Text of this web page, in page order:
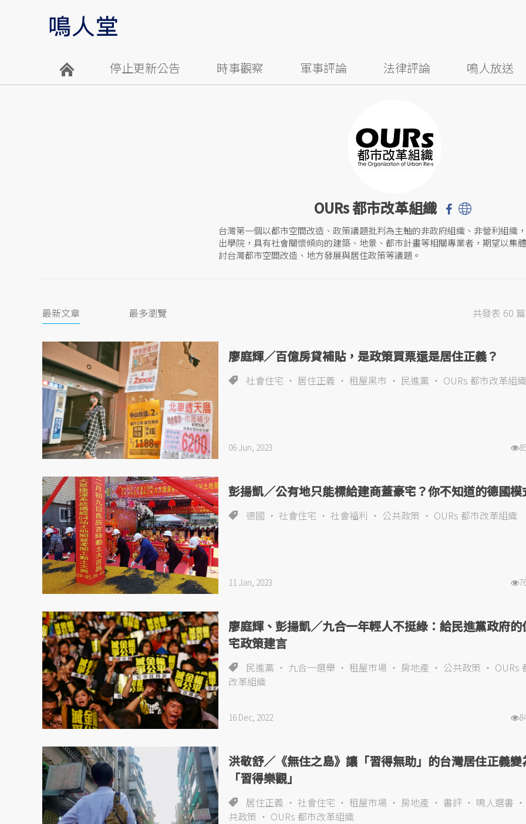
停止更新公告 時事觀察 軍事評論 法律評論 鳴人放送
OURs 都市改革組織
台灣第一個以都市空間改造、政策議題批判為主軸的非政府組織、非營利組織
出學院，具有社會關懷傾向的建築、地景、都市計畫等相關專業者，期望以集
討台灣都市空間改造、地方發展與居住政策等議題。
共發表 60
最新文章 最多瀏覽
廖庭輝／百億房貸補貼，是政策買票還是居住正義？
社會住宅 居住正義 租屋黑市 民進黨 OURs 都市改革組織
06 Jun, 2023
彭揚凱／公有地只能標給建商蓋豪宅？你不知道的德國模
德國 社會住宅 社會福利 公共政策 OURs 都市改革組織
11 Jan, 2023
廖庭輝、彭揚凱／九合一年輕人不挺綠：給民進黨政府的
宅政策建言
民進黨 九合一選舉 租屋市場 房地產 公共政策
OURs
改革組織
16 Dec, 2022
洪敬舒／《無住之島》讓「習得無助」的台灣居住正義變
「習得樂觀」
居住正義 社會住宅 租屋市場 房地產 書評 鳴人選書
共政策
OURs 都市改革組織